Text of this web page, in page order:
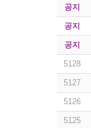
공지
공지
공지
5128
5127
5126
5125